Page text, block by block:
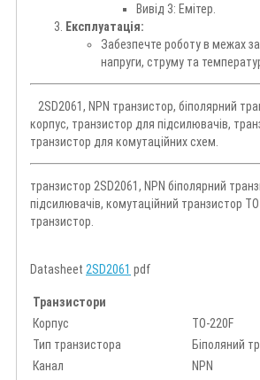
Вивід 3: Емітер.
Експлуатація:
Забезпечте роботу в межах
напруги, струму та
2SD2061, NPN транзистор, біполярний
корпус, транзистор для підсилювачів,
транзистор для комутаційних схем.
транзистор 2SD2061, NPN біполярний
підсилювачів, комутаційний транзистор
транзистор.
Datasheet 2SD2061 pdf
Транзистори
Корпус
TO-220F
Тип транзистора
Біполяний
Канал
NPN